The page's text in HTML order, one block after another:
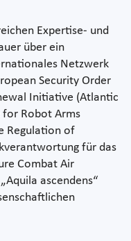
Expertise- und
über ein
Netzwerk
Security Order
Initiative (Atlantic
Robot Arms
Regulation of
für das
Combat Air
ascendens“